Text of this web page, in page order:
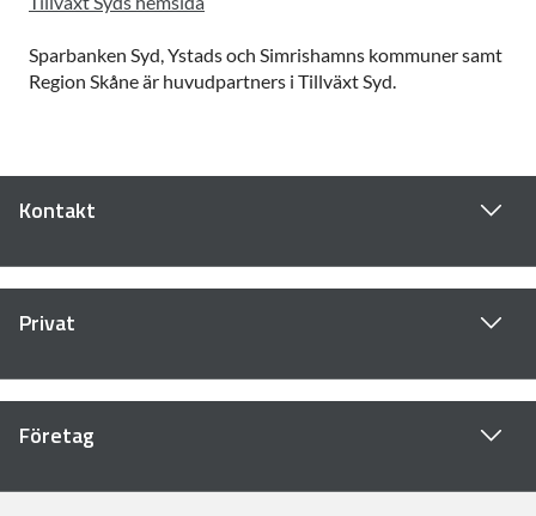
Sparbanken Syd, Ystads och Simrishamns kommuner samt
Region Skåne är huvudpartners i Tillväxt Syd.
Kontakt
Privat
Företag